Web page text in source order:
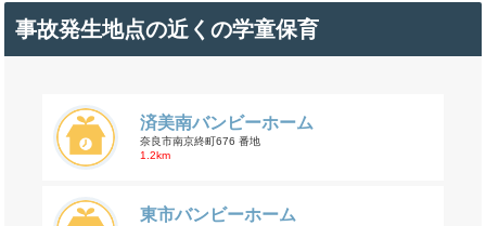
事故発生地点の近くの学童保育
済美南バンビーホーム
奈良市南京終町676 番地
1.2km
東市バンビーホーム